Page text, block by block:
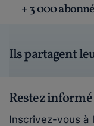
+ 3 000
Ils partagent
Restez informé
Inscrivez-vous à